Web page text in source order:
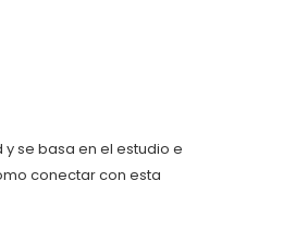
se basa en el estudio e
conectar con esta